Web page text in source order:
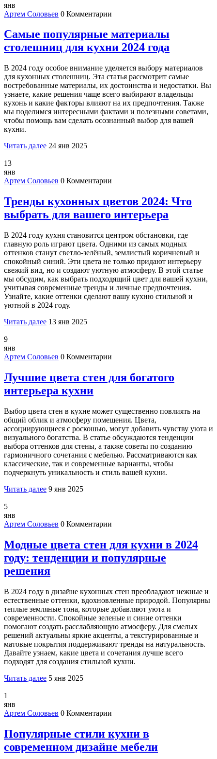
янв
Артем Соловьев 0 Комментарии
Самые популярные материалы
столешниц для кухни 2024 года
В 2024 году особое внимание уделяется выбору материалов
для кухонных столешниц. Эта статья рассмотрит самые
востребованные материалы, их достоинства и недостатки. Вы
узнаете, какие решения чаще всего выбирают владельцы
кухонь и какие факторы влияют на их предпочтения. Также
мы поделимся интересными фактами и полезными советами,
чтобы помощь вам сделать осознанный выбор для вашей
кухни.
Читать далее 24 янв 2025
13
янв
Артем Соловьев 0 Комментарии
Тренды кухонных цветов 2024: Что
выбрать для вашего интерьера
В 2024 году кухня становится центром обстановки, где
главную роль играют цвета. Одними из самых модных
оттенков станут светло-зелёный, землистый коричневый и
спокойный синий. Эти цвета не только придают интерьеру
свежий вид, но и создают уютную атмосферу. В этой статье
мы обсудим, как выбрать подходящий цвет для вашей кухни,
учитывая современные тренды и личные предпочтения.
Узнайте, какие оттенки сделают вашу кухню стильной и
уютной в 2024 году.
Читать далее 13 янв 2025
9
янв
Артем Соловьев 0 Комментарии
Лучшие цвета стен для богатого
интерьера кухни
Выбор цвета стен в кухне может существенно повлиять на
общий облик и атмосферу помещения. Цвета,
ассоциирующиеся с роскошью, могут добавить чувству уюта и
визуального богатства. В статье обсуждаются тенденции
выбора оттенков для стены, а также советы по созданию
гармоничного сочетания с мебелью. Рассматриваются как
классические, так и современные варианты, чтобы
подчеркнуть уникальность и стиль вашей кухни.
Читать далее 9 янв 2025
5
янв
Артем Соловьев 0 Комментарии
Модные цвета стен для кухни в 2024
году: тенденции и популярные
решения
В 2024 году в дизайне кухонных стен преобладают нежные и
естественные оттенки, вдохновленные природой. Популярны
теплые земляные тона, которые добавляют уюта и
современности. Спокойные зеленые и синие оттенки
помогают создать расслабляющую атмосферу. Для смелых
решений актуальны яркие акценты, а текстурированные и
матовые покрытия поддерживают тренды на натуральность.
Давайте узнаем, какие цвета и сочетания лучше всего
подходят для создания стильной кухни.
Читать далее 5 янв 2025
1
янв
Артем Соловьев 0 Комментарии
Популярные стили кухни в
современном дизайне мебели